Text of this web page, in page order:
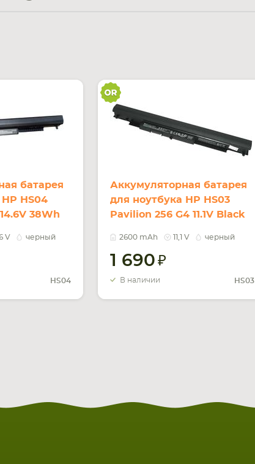
батарея
HS04
38Wh
V черный
HS04
Аккумуляторная батарея
для ноутбука HP HS03
Pavilion 256 G4 11.1V Black
2600 mAh 11,1 V черный
1 690
В наличии HS03